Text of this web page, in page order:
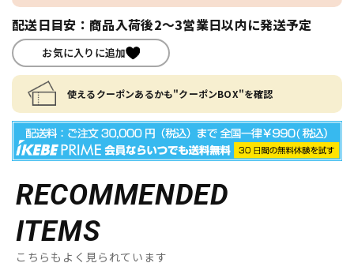
配送日目安：商品入荷後2～3営業日以内に発送予定
お気に入りに追加
使えるクーポンあるかも"クーポンBOX"を確認
RECOMMENDED
ITEMS
こちらもよく見られています